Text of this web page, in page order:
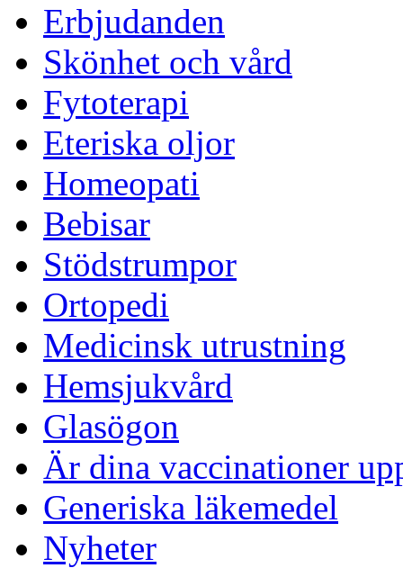
Erbjudanden
Skönhet och vård
Fytoterapi
Eteriska oljor
Homeopati
Bebisar
Stödstrumpor
Ortopedi
Medicinsk utrustning
Hemsjukvård
Glasögon
Är dina vaccinationer
Generiska läkemedel
Nyheter